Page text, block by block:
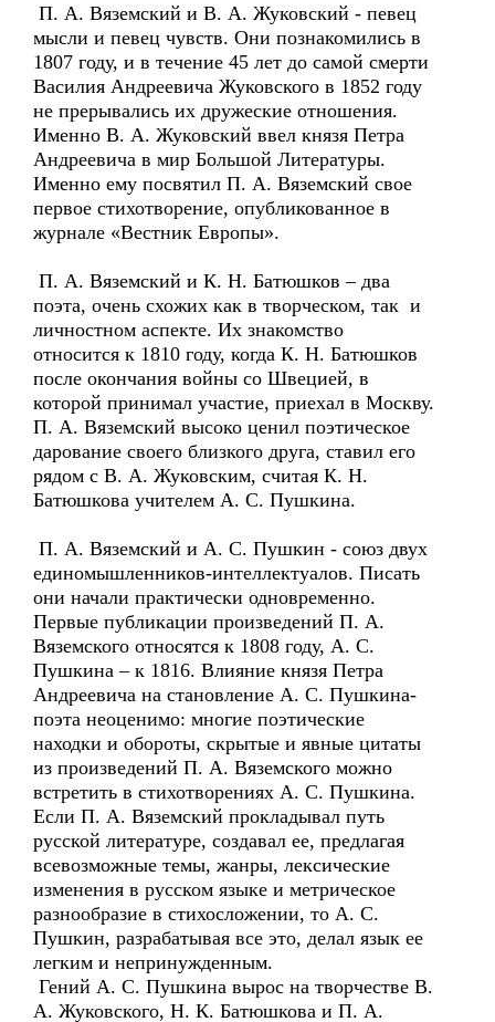
П. А. Вяземский и В. А. Жуковский - певец
мысли и певец чувств. Они познакомились в
1807 году, и в течение 45 лет до самой смерти
Василия Андреевича Жуковского в 1852 году
не прерывались их дружеские отношения.
Именно В. А. Жуковский ввел князя Петра
Андреевича в мир Большой Литературы.
Именно ему посвятил П. А. Вяземский свое
первое стихотворение, опубликованное в
журнале «Вестник Европы».
П. А. Вяземский и К. Н. Батюшков – два
поэта, очень схожих как в творческом, так и
личностном аспекте. Их знакомство
относится к 1810 году, когда К. Н. Батюшков
после окончания войны со Швецией, в
которой принимал участие, приехал в Москву.
П. А. Вяземский высоко ценил поэтическое
дарование своего близкого друга, ставил его
рядом с В. А. Жуковским, считая К. Н.
Батюшкова учителем А. С. Пушкина.
П. А. Вяземский и А. С. Пушкин - союз двух
единомышленников-интеллектуалов. Писать
они начали практически одновременно.
Первые публикации произведений П. А.
Вяземского относятся к 1808 году, А. С.
Пушкина – к 1816. Влияние князя Петра
Андреевича на становление А. С. Пушкина-
поэта неоценимо: многие поэтические
находки и обороты, скрытые и явные цитаты
из произведений П. А. Вяземского можно
встретить в стихотворениях А. С. Пушкина.
Если П. А. Вяземский прокладывал путь
русской литературе, создавал ее, предлагая
всевозможные темы, жанры, лексические
изменения в русском языке и метрическое
разнообразие в стихосложении, то А. С.
Пушкин, разрабатывая все это, делал язык ее
легким и непринужденным.
Гений А. С. Пушкина вырос на творчестве В.
А. Жуковского, Н. К. Батюшкова и П. А.